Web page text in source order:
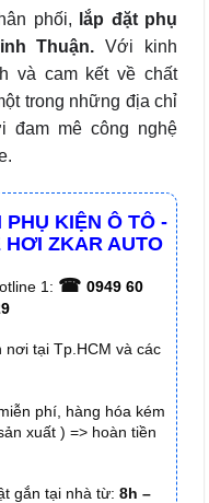
phối, lắp đặt phụ
Thuận.Với kinh
và cam kết về chất
trong những địa chỉ
đam mê công nghệ
KIỆN Ô TÔ -
ZKAR AUTO
1: ☎ 0949 60
tại Tp.HCM và các
phí, hàng hóa kém
xuất ) => hoàn tiền
gắn tại nhà từ: 8h –